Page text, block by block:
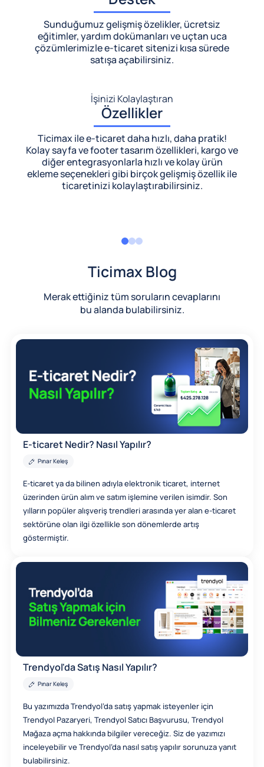
Sunduğumuz gelişmiş özelikler, ücretsiz
eğitimler, yardım dokümanları ve uçtan uca
çözümlerimizlee-ticaret sitenizi kısa sürede
satışa açabilirsiniz.
İşinizi Kolaylaştıran
Özellikler
Ticimax ile e-ticaret daha hızlı, daha pratik!
Kolay sayfa ve footer tasarım özellikleri, kargo ve
diğer entegrasyonlarla hızlı ve kolay ürün
ekleme seçenekleri gibi birçok gelişmiş özellik ile
ticaretinizi kolaylaştırabilirsiniz.
Ticimax Blog
Merak ettiğiniz tüm soruların cevaplarını
bu alanda bulabilirsiniz.
E-ticaret Nedir? Nasıl Yapılır?
Pınar Keleş
E-ticaret ya da bilinen adıyla elektronik ticaret, internet
üzerinden ürün alım ve satım işlemine verilen isimdir. Son
yılların popüler alışveriş trendleri arasında yer alan e-ticaret
sektörüne olan ilgi özellikle son dönemlerde artış
göstermiştir.
Trendyol'da Satış Nasıl Yapılır?
Pınar Keleş
Bu yazımızda Trendyol’da satış yapmak isteyenler için
Trendyol Pazaryeri, Trendyol Satıcı Başvurusu, Trendyol
Mağaza açma hakkında bilgiler vereceğiz. Siz de yazımızı
inceleyebilir ve Trendyol’da nasıl satış yapılır sorunuza yanıt
bulabilirsiniz.